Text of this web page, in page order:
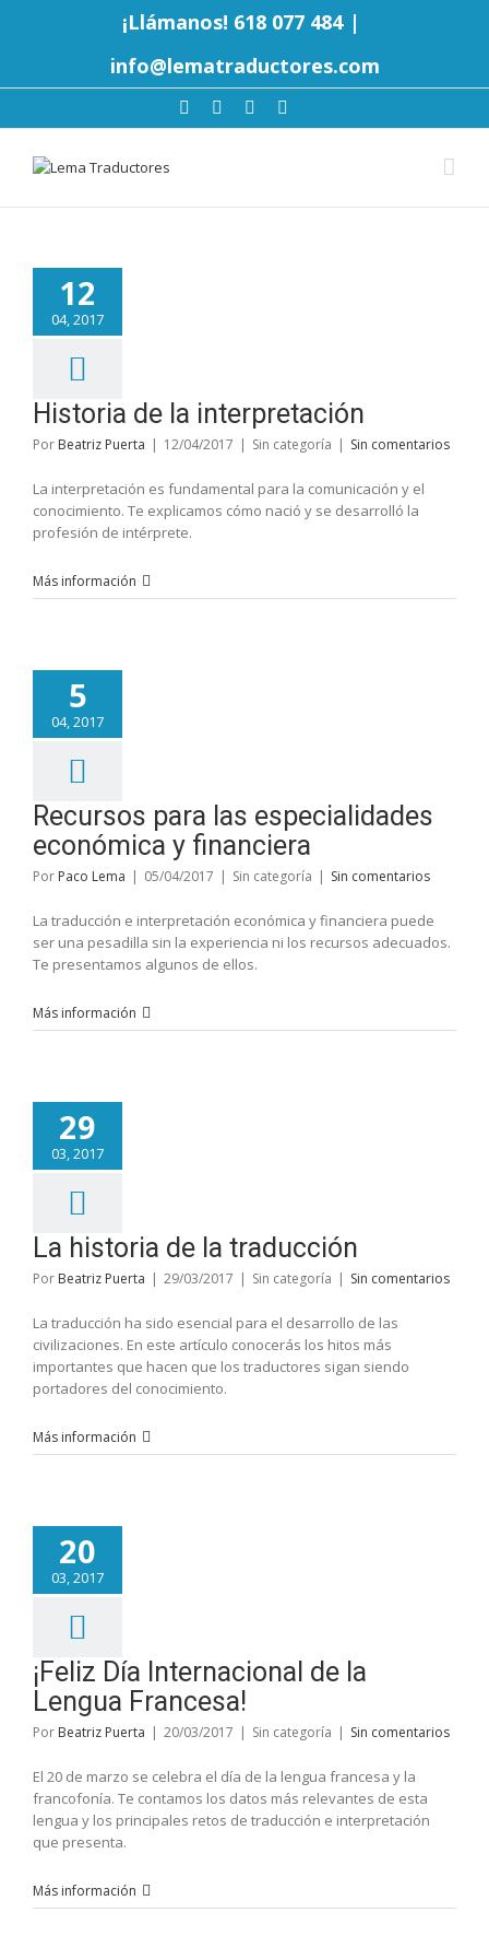
¡Llámanos! 618 077 484 |
info@lematraductores.com
12
04, 2017
Historia de la interpretación
Por Beatriz Puerta | 12/04/2017 | Sin categoría | Sin comentarios
La interpretación es fundamental para la comunicación y el
conocimiento. Te explicamos cómo nació y se desarrolló la
profesión de intérprete.
Más información
5
04, 2017
Recursos para las especialidades
económica y financiera
Por Paco Lema | 05/04/2017 | Sin categoría | Sin comentarios
La traducción e interpretación económica y financiera puede
ser una pesadilla sin la experiencia ni los recursos adecuados.
Te presentamos algunos de ellos.
Más información
29
03, 2017
La historia de la traducción
Por Beatriz Puerta | 29/03/2017 | Sin categoría | Sin comentarios
La traducción ha sido esencial para el desarrollo de las
civilizaciones. En este artículo conocerás los hitos más
importantes que hacen que los traductores sigan siendo
portadores del conocimiento.
Más información
20
03, 2017
¡Feliz Día Internacional de la
Lengua Francesa!
Por Beatriz Puerta | 20/03/2017 | Sin categoría | Sin comentarios
El 20 de marzo se celebra el día de la lengua francesa y la
francofonía. Te contamos los datos más relevantes de esta
lengua y los principales retos de traducción e interpretación
que presenta.
Más información